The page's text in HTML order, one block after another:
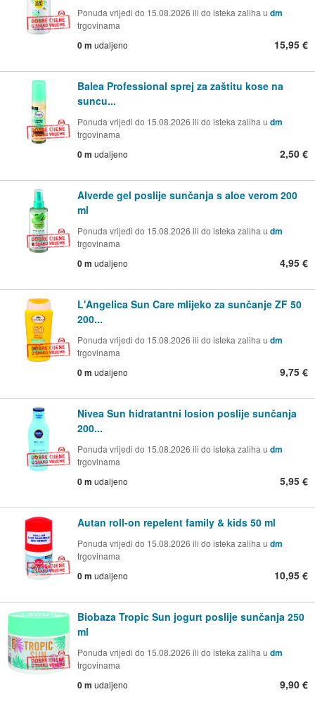
Ponuda vrijedi do 15.08.2026 ili do isteka zaliha u dm
trgovinama
0 m udaljeno 15,95 €
Balea Professional sprej za zaštitu kose na
suncu...
Ponuda vrijedi do 15.08.2026 ili do isteka zaliha u dm
trgovinama
0 m udaljeno 2,50 €
Alverde gel poslije sunčanja s aloe verom 200
ml
Ponuda vrijedi do 15.08.2026 ili do isteka zaliha u dm
trgovinama
0 m udaljeno 4,95 €
L'Angelica Sun Care mlijeko za sunčanje ZF 50
200...
Ponuda vrijedi do 15.08.2026 ili do isteka zaliha u dm
trgovinama
0 m udaljeno 9,75 €
Nivea Sun hidratantni losion poslije sunčanja
200...
Ponuda vrijedi do 15.08.2026 ili do isteka zaliha u dm
trgovinama
0 m udaljeno 5,95 €
Autan roll-on repelent family & kids 50 ml
Ponuda vrijedi do 15.08.2026 ili do isteka zaliha u dm
trgovinama
0 m udaljeno 10,95 €
Biobaza Tropic Sun jogurt poslije sunčanja 250
ml
Ponuda vrijedi do 15.08.2026 ili do isteka zaliha u dm
trgovinama
0 m udaljeno 9,90 €